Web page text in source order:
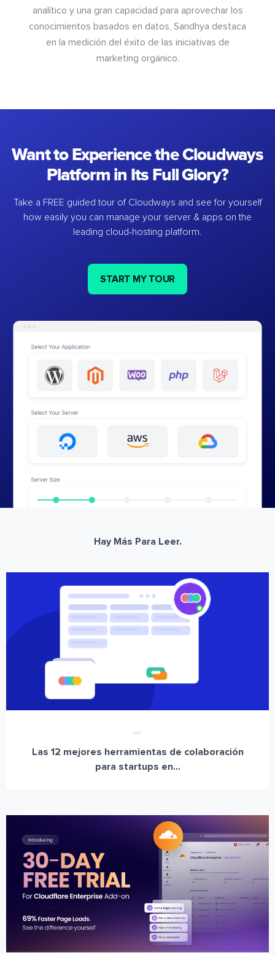
analítico y una gran capacidad para aprovechar los
conocimientos basados en datos, Sandhya destaca
en la medición del éxito de las iniciativas de
marketing orgánico.
Want to Experience the Cloudways
Platform in Its Full Glory?
Take a FREE guided tour of Cloudways and see for yourself
how easily you can manage your server & apps on the
leading cloud-hosting platform.
START MY TOUR
Hay Más Para Leer.
Las 12 mejores herramientas de colaboración
para startups en...